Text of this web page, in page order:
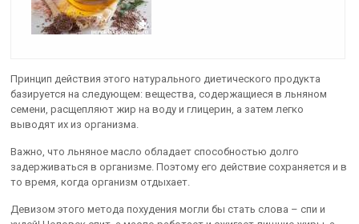
Принцип действия этого натурального диетического продукта
базируется на следующем: вещества, содержащиеся в льняном
семени, расщепляют жир на воду и глицерин, а затем легко
выводят их из организма.
Важно, что льняное масло обладает способностью долго
задерживаться в организме. Поэтому его действие сохраняется и в
то время, когда организм отдыхает.
Девизом этого метода похудения могли бы стать слова – спи и